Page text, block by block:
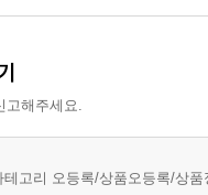
고해주세요.
테고리 오등록/상품오등록/상